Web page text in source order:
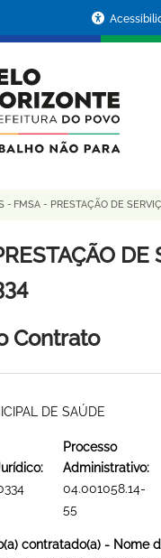
- FMSA - PRESTAÇÃO DE
DE
Contrato
DE SAÚDE
Processo
Administrativo:
04.001058.14-
55
contratado(a) - Nome